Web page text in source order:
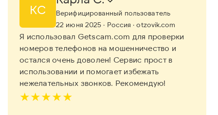
КС
Верифицированный пользователь
22 июня 2025 · Россия · otzovik.com
Я использовал Getscam.com для проверки
номеров телефонов на мошенничество и
остался очень доволен! Сервис прост в
использовании и помогает избежать
нежелательных звонков. Рекомендую!
★★★★★